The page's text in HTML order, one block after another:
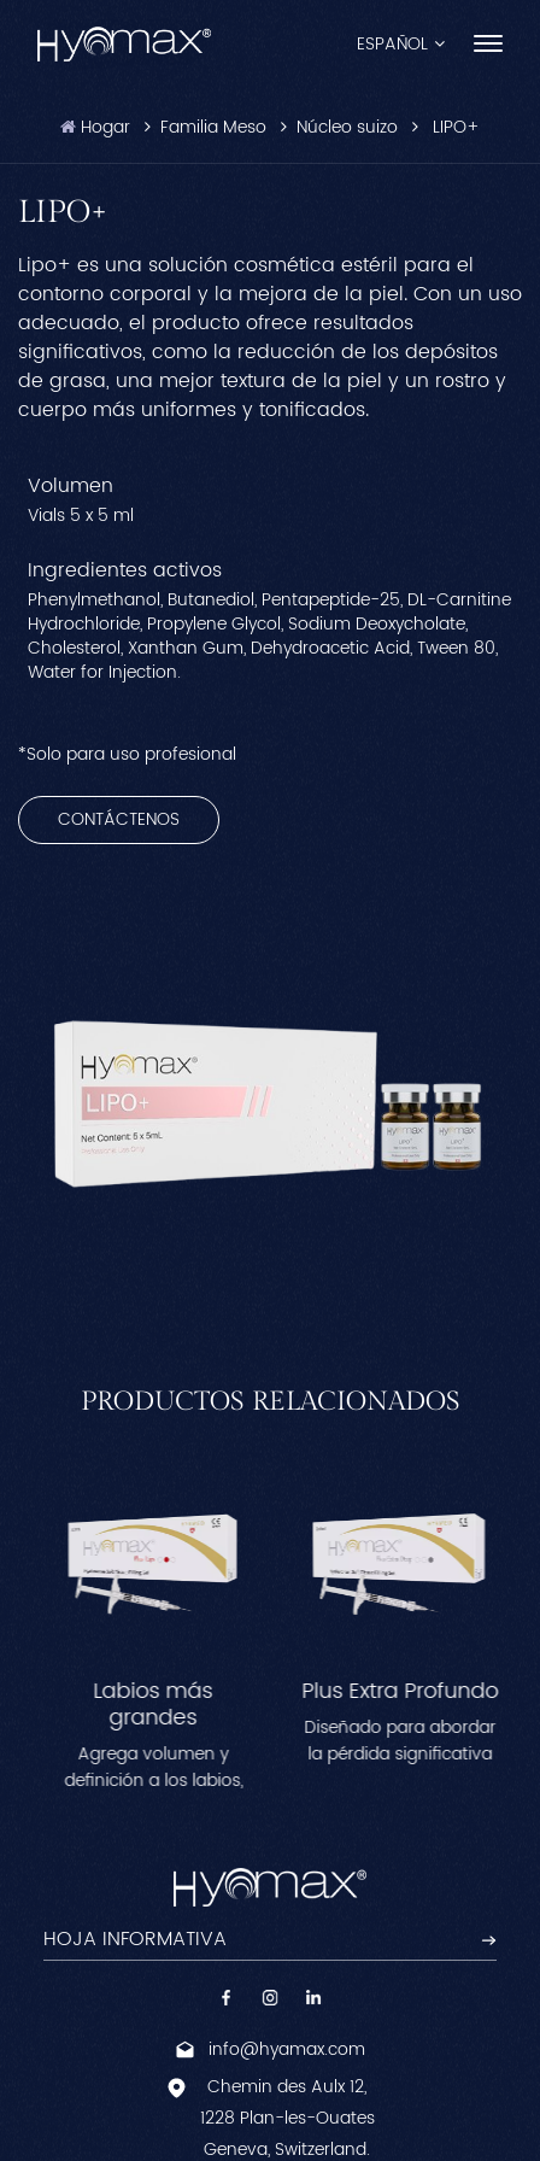
ESPAÑOL
Español
Pусский
Português
العربية
Hogar Familia Meso Núcleo suizo LIPO+
LIPO+
Lipo+ es una solución cosmética estéril para el
contorno corporal y la mejora de la piel. Con un uso
adecuado, el producto ofrece resultados
significativos, como la reducción de los depósitos
de grasa, una mejor textura de la piel y un rostro y
cuerpo más uniformes y tonificados.
Volumen
Vials 5 x 5 ml
Ingredientes activos
Phenylmethanol, Butanediol, Pentapeptide-25, DL-Carnitine
Hydrochloride, Propylene Glycol, Sodium Deoxycholate,
Cholesterol, Xanthan Gum, Dehydroacetic Acid, Tween 80,
Water for Injection.
*Solo para uso profesional
CONTÁCTENOS
PRODUCTOS RELACIONADOS
Labios más
grandes
Agrega volumen y
definición a los labios,
para remodelar las
líneas de los labios y
lograr un efecto
voluminoso y natural.
Plus Extra Profundo
Diseñado para abordar
la pérdida significativa
contornos faciales al
para una apariencia
juvenil y esculpida.
info@hyamax.com
Chemin des Aulx 12,
1228 Plan-les-Ouates
Geneva, Switzerland.